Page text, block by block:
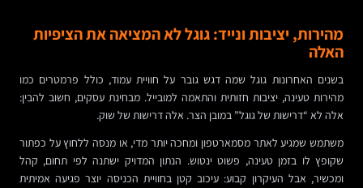
מהירות, יציבות ונייד: גוגל לא המציאה את הציפיות
האלה
בשנים האחרונות גוגל שמה דגש גובר על חוויית עמוד, כולל פרמטרים כמו
מהירות טעינה, יציבות חזותית והתאמה למובייל. מבחינת עסקים, חשוב להבין:
אלה לא “דרישות של גוגל” במובן הצר. אלה דרישות של שוק.
משתמש שמגיע לאתר מסמארטפון ומחכה יותר מדי, או מנסה ללחוץ על כפתור
שקופץ לו בזמן טעינה, פשוט ינטוש. הנתון המדויק ישתנה לפי תחום, קהל
ומכשיר, אבל העיקרון קבוע: עיכוב קטן בחוויית הכניסה יוצר פגיעה אמיתית